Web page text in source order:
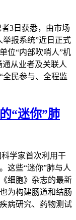
3日获悉，由市场
举报系统”近日正式
位“内部吹哨人”机
通从业者及关联人
全民参与、全程监
“迷你”肺
学家首次利用干
这些“迷你”肺与人
细胞》杂志的最新
为构建肠道和结肠
病研究、药物测试